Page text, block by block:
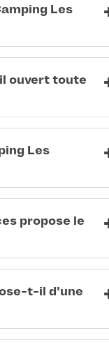
Les
ouvert toute
Les
propose le
t-il d'une